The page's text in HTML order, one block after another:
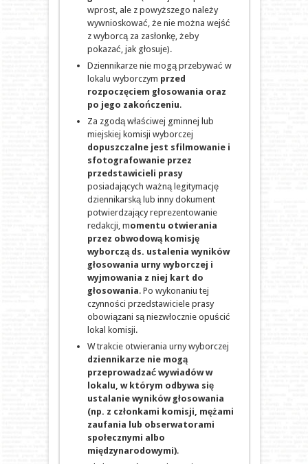
wprost, ale z powyższego należy
wywnioskować, że nie można wejść
z wyborcą za zasłonkę, żeby
pokazać, jak głosuje).
Dziennikarze nie mogą przebywać w
lokalu wyborczym przed
rozpoczęciem głosowania oraz
po jego zakończeniu.
Za zgodą właściwej gminnej lub
miejskiej komisji wyborczej
dopuszczalne jest sfilmowanie i
sfotografowanie przez
przedstawicieli prasy
posiadających ważną legitymację
dziennikarską lub inny dokument
potwierdzający reprezentowanie
redakcji, momentu otwierania
przez obwodową komisję
wyborczą ds. ustalenia wyników
głosowania urny wyborczej i
wyjmowania z niej kart do
głosowania. Po wykonaniu tej
czynności przedstawiciele prasy
obowiązani są niezwłocznie opuścić
lokal komisji.
W trakcie otwierania urny wyborczej
dziennikarze nie mogą
przeprowadzać wywiadów w
lokalu, w którym odbywa się
ustalanie wyników głosowania
(np. z członkami komisji, mężami
zaufania lub obserwatorami
społecznymi albo
międzynarodowymi).